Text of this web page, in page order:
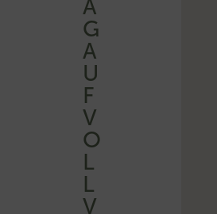
A
G
A
U
F
V
O
L
L
V